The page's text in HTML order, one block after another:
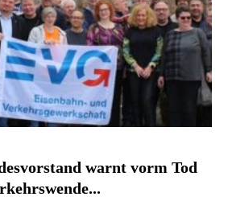
warnt vorm Tod